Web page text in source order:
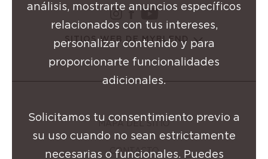
instagram Grupo Clarins
facebook Grupo
youtube Grupo
SITIOS WEB DE MYBLEND
MAPA DEL SITIO
CONTACTO
análisis, mostrarte anuncios específicos
relacionados con tus intereses,
personalizar contenido y para
proporcionarte funcionalidades
adicionales.
Solicitamos tu consentimiento previo a
su uso cuando no sean estrictamente
necesarias o funcionales. Puedes